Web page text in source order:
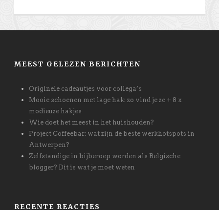
MEEST GELEZEN BERICHTEN
Originele cadeautjes voor collega’s
Mooie schoenen met lage hak: zo vind je ze + 8 x
modieuze hakjes
Wie doet het meest in het huishouden?
Project Coffeebar: wat zijn de beste werkhotspots in
Antwerpen?
Zelfstandige in bijberoep worden als Belgische
blogger? Dit is wat je moet weten
RECENTE REACTIES